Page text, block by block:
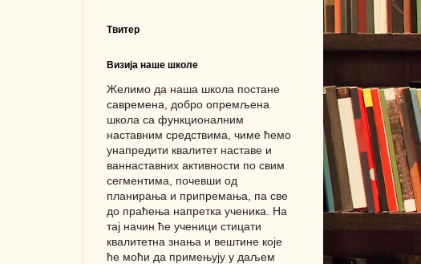
Твитер
Визија наше школе
Желимо да наша школа постане
савремена, добро опремљена
школа са функционалним
наставним средствима, чиме ћемо
унапредити квалитет наставе и
ваннаставних активности по свим
сегментима, почевши од
планирања и припремања, па све
до праћења напретка ученика. На
тај начин ће ученици стицати
квалитетна знања и вештине које
ће моћи да примењују у даљем